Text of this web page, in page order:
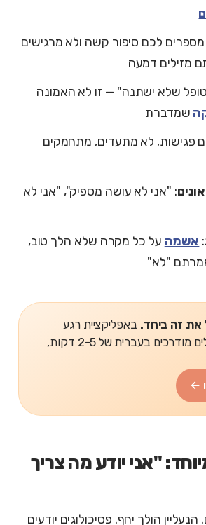
מספרים לכם סיפור קשה ולא מרגישים
מזילים דמעה
שלא ישתנה" — זו לא האמונה
שמדברת
פגישות, לא מתעדים, מתחמקים
: "אני לא עושה מספיק", "אני לא
: אשמה על כל מקרה שלא הלך טוב,
"לא"
את זה ביחד. באפליקציית רגע
מחכים לך תרגולים מודרכים בעברית של 2-5 דקות,
←
"אני יודע מה צריך
הולך יחף. פסיכולוגים יודעים